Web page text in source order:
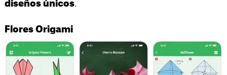
diseños únicos.
Flores Origami